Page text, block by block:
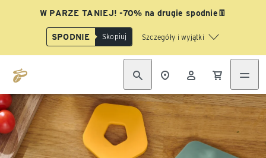
W PARZE TANIEJ! -70% na drugie spodnie👖
SPODNIE Skopiuj Szczegóły i wyjątki